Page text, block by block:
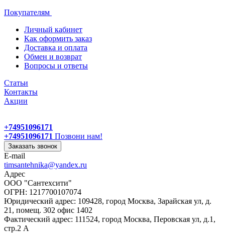
Покупателям
Личный кабинет
Как оформить заказ
Доставка и оплата
Обмен и возврат
Вопросы и ответы
Статьи
Контакты
Акции
+74951096171
+74951096171 Позвони нам!
Заказать звонок
E-mail
timsantehnika@yandex.ru
Адрес
ООО "Сантехсити"
ОГРН: 1217700107074
Юридический адрес: 109428, город Москва, Зарайская ул, д.
21, помещ. 302 офис 1402
Фактический адрес: 111524, город Москва, Перовская ул, д.1,
стр.2 А